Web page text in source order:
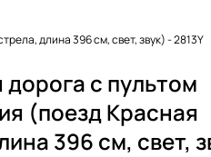
длина 396 см, свет, звук) - 2813Y
с пультом
(поезд Красная
396 см, свет,